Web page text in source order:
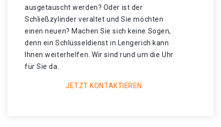
ausgetauscht werden? Oder ist der
Schließzylinder veraltet und Sie möchten
einen neuen? Machen Sie sich keine Sogen,
denn ein Schlüsseldienst in Lengerich kann
Ihnen weiterhelfen. Wir sind rund um die Uhr
für Sie da.
JETZT KONTAKTIEREN